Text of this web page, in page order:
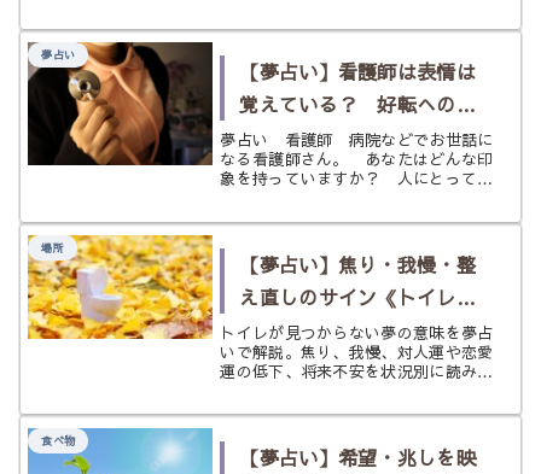
ます。 夢占いにおいてゼリーは、あ
や、変化への適応能力を映し出す鏡と
なるこ...
夢占い
【夢占い】看護師は表情は
覚えている？ 好転へのサ
インは？ 《看護師》の夢
夢占い 看護師 病院などでお世話に
なる看護師さん。 あなたはどんな印
象を持っていますか？ 人にとっては
所に関わることから恐ろしいというイ
う。 病気にならないと行かない病
院、...
場所
【夢占い】焦り・我慢・整
え直しのサイン《トイレが
見つからない》の夢
トイレが見つからない夢の意味を夢占
いで解説。焦り、我慢、対人運や恋愛
運の低下、将来不安を状況別に読み解
く紹介します。
食べ物
【夢占い】希望・兆しを映